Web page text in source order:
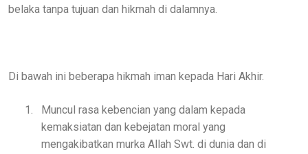
belaka tanpa tujuan dan hikmah di dalamnya.
Di bawah ini beberapa hikmah iman kepada Hari Akhir.
1.
Muncul rasa kebencian yang dalam kepada
kemaksiatan dan kebejatan moral yang
mengakibatkan murka Allah Swt. di dunia dan di